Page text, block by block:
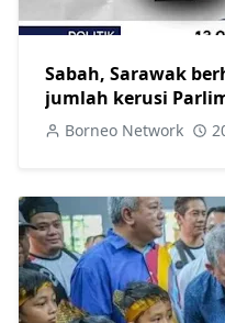
Sabah, Sarawak
jumlah kerusi
persempadanan
Borneo Network